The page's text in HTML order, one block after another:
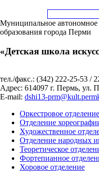
Муниципальное автономное
образования города Перми
«Детская школа
тел./факс.: (342) 222-25-53 /
Адрес: 614097 г. Пермь, ул.
E-mail: dshi13-
Оркестровое отделение
Отделение
Художественное
Отделение народных
Теоретическое
Фортепианное
Хоровое отделение